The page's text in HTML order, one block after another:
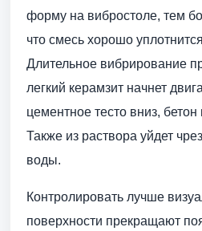
форму на вибростоле, тем
что смесь хорошо
Длительное вибрирование
легкий керамзит начнет
цементное тесто вниз,
Также из раствора уйдет
воды.
Контролировать лучше
поверхности прекращают